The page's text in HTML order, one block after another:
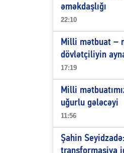
əməkdaşlığı
22:10
Milli mətbuat –
dövlətçiliyin
17:19
Milli
uğurlu gələcəyi
11:56
Şahin
transformasiya